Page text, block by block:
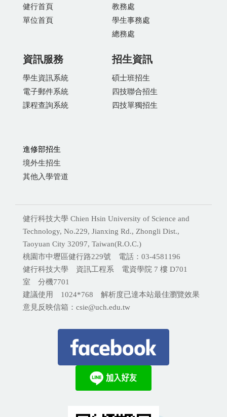
健行首頁
單位首頁
教務處
學生事務處
總務處
資訊服務
學生資訊系統
電子郵件系統
課程查詢系統
招生資訊
碩士班招生
四技聯合招生
四技單獨招生
進修部招生
境外生招生
其他入學管道
健行科技大學 Chien Hsin University of Science and
Technology, No.229, Jianxing Rd., Zhongli Dist.,
Taoyuan City 32097, Taiwan(R.O.C.)
桃園市中壢區健行路229號 電話：03-4581196
健行科技大學 資訊工程系 電資學院 7 樓 D701
室 分機7701
建議使用 1024*768 解析度已達本站最佳瀏覽效果
意見反映信箱：csie@uch.edu.tw